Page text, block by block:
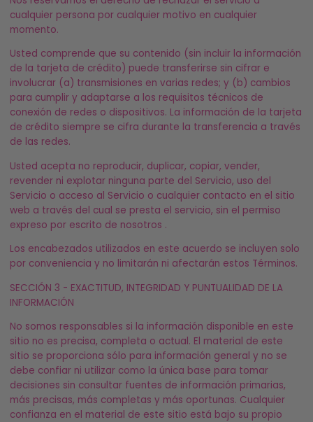
cualquier persona por cualquier motivo en cualquier
momento.
Usted comprende que su contenido (sin incluir la información
de la tarjeta de crédito) puede transferirse sin cifrar e
involucrar (a) transmisiones en varias redes; y (b) cambios
para cumplir y adaptarse a los requisitos técnicos de
conexión de redes o dispositivos. La información de la tarjeta
de crédito siempre se cifra durante la transferencia a través
de las redes.
Usted acepta no reproducir, duplicar, copiar, vender,
revender ni explotar ninguna parte del Servicio, uso del
Servicio o acceso al Servicio o cualquier contacto en el sitio
web a través del cual se presta el servicio, sin el permiso
expreso por escrito de nosotros .
Los encabezados utilizados en este acuerdo se incluyen solo
por conveniencia y no limitarán ni afectarán estos Términos.
SECCIÓN 3 - EXACTITUD, INTEGRIDAD Y PUNTUALIDAD DE LA
INFORMACIÓN
No somos responsables si la información disponible en este
sitio no es precisa, completa o actual. El material de este
sitio se proporciona sólo para información general y no se
debe confiar ni utilizar como la única base para tomar
decisiones sin consultar fuentes de información primarias,
más precisas, más completas y más oportunas. Cualquier
confianza en el material de este sitio está bajo su propio